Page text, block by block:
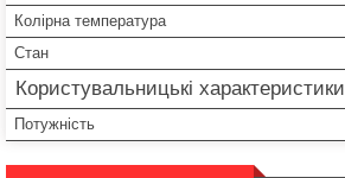
Колірна температура
Стан
Користувальницькі характеристики
Потужність